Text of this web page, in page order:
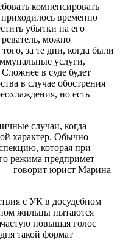
компенсировать
временно
убытки на его
можно
за те дни, когда были
услуги,
в суде будет
в случае обострения
но есть
случаи, когда
характер. Обычно
которая при
режима предпримет
— говорит юрист Марина
с УК в досудебном
жильцы пытаются
повышая голос
такой формат